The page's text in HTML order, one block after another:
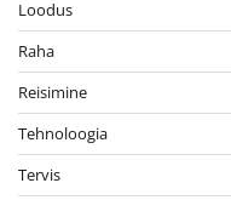
Loodus
Raha
Reisimine
Tehnoloogia
Tervis